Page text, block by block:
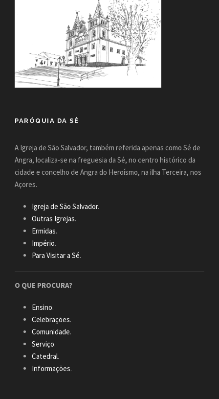
PARÓQUIA DA SÉ
A Igreja de São Salvador, também referida apenas como Sé de
Angra, localiza-se na freguesia da Sé, no centro histórico da
cidade e concelho de Angra do Heroísmo, na ilha Terceira, nos
Açores.
Igreja de São Salvador.
Outras Igrejas.
Ermidas.
Império.
Para Visitar a Sé.
O QUE PROCURA?
Ensino.
Celebrações.
Comunidade.
Serviço.
Catedral.
Informações.